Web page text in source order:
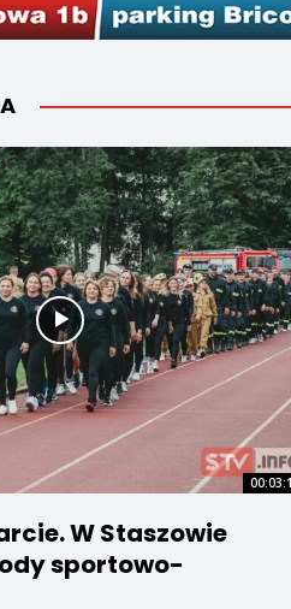
W Staszowie
sportowo-